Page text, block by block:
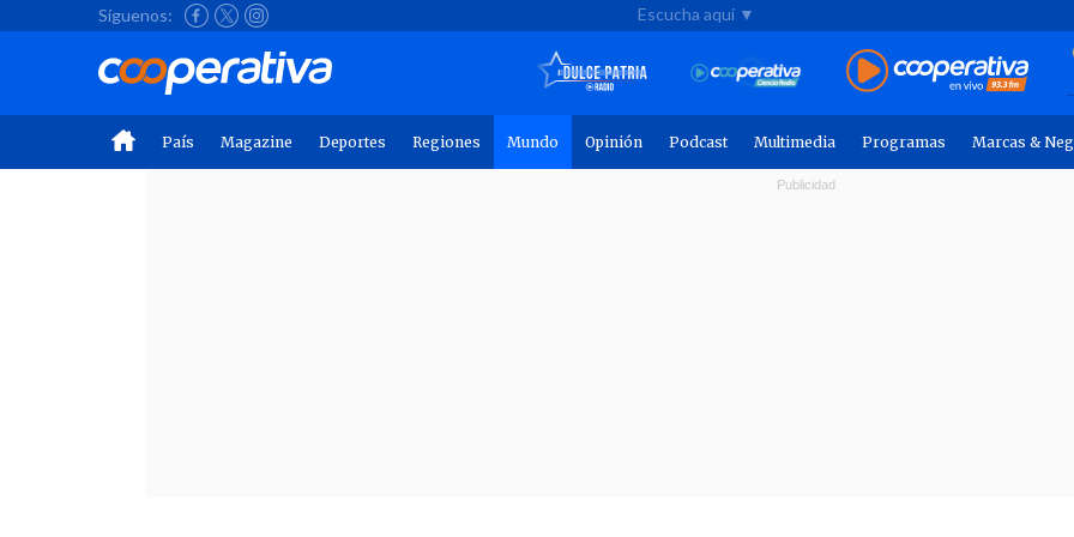
Síguenos: Escucha aquí ▼
País Magazine Deportes Regiones Mundo Opinión Podcast Multimedia Programas Marcas &